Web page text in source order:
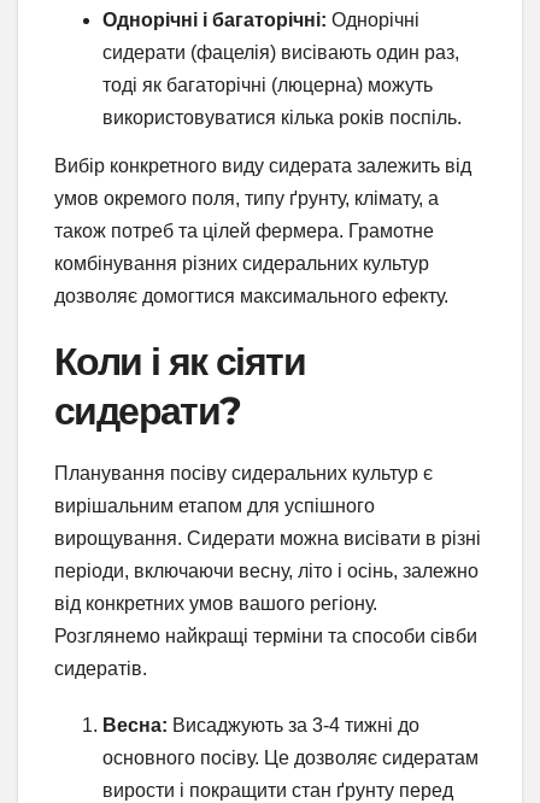
Однорічні і багаторічні: Однорічні
сидерати (фацелія) висівають один раз,
тоді як багаторічні (люцерна) можуть
використовуватися кілька років поспіль.
Вибір конкретного виду сидерата залежить від
умов окремого поля, типу ґрунту, клімату, а
також потреб та цілей фермера. Грамотне
комбінування різних сидеральних культур
дозволяє домогтися максимального ефекту.
Коли і як сіяти
сидерати?
Планування посіву сидеральних культур є
вирішальним етапом для успішного
вирощування. Сидерати можна висівати в різні
періоди, включаючи весну, літо і осінь, залежно
від конкретних умов вашого регіону.
Розглянемо найкращі терміни та способи сівби
сидератів.
Весна: Висаджують за 3-4 тижні до
основного посіву. Це дозволяє сидератам
вирости і покращити стан ґрунту перед